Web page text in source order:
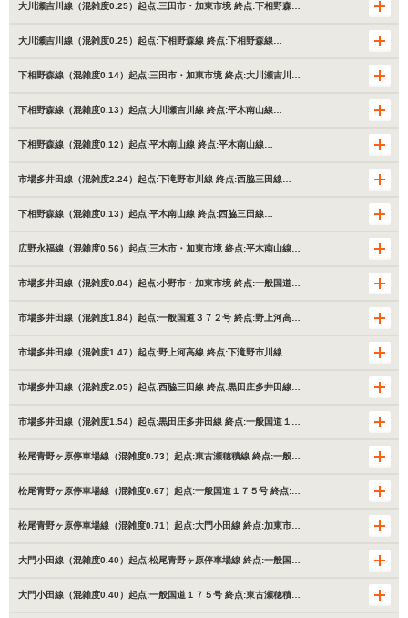
大川瀬吉川線（混雑度0.25）起点:三田市・加東市境 終点:下相野森…
大川瀬吉川線（混雑度0.25）起点:下相野森線 終点:下相野森線…
下相野森線（混雑度0.14）起点:三田市・加東市境 終点:大川瀬吉川…
下相野森線（混雑度0.13）起点:大川瀬吉川線 終点:平木南山線…
下相野森線（混雑度0.12）起点:平木南山線 終点:平木南山線…
市場多井田線（混雑度2.24）起点:下滝野市川線 終点:西脇三田線…
下相野森線（混雑度0.13）起点:平木南山線 終点:西脇三田線…
広野永福線（混雑度0.56）起点:三木市・加東市境 終点:平木南山線…
市場多井田線（混雑度0.84）起点:小野市・加東市境 終点:一般国道…
市場多井田線（混雑度1.84）起点:一般国道３７２号 終点:野上河高…
市場多井田線（混雑度1.47）起点:野上河高線 終点:下滝野市川線…
市場多井田線（混雑度2.05）起点:西脇三田線 終点:黒田庄多井田線…
市場多井田線（混雑度1.54）起点:黒田庄多井田線 終点:一般国道１…
松尾青野ヶ原停車場線（混雑度0.73）起点:東古瀬穂積線 終点:一般…
松尾青野ヶ原停車場線（混雑度0.67）起点:一般国道１７５号 終点:…
松尾青野ヶ原停車場線（混雑度0.71）起点:大門小田線 終点:加東市…
大門小田線（混雑度0.40）起点:松尾青野ヶ原停車場線 終点:一般国…
大門小田線（混雑度0.40）起点:一般国道１７５号 終点:東古瀬穂積…